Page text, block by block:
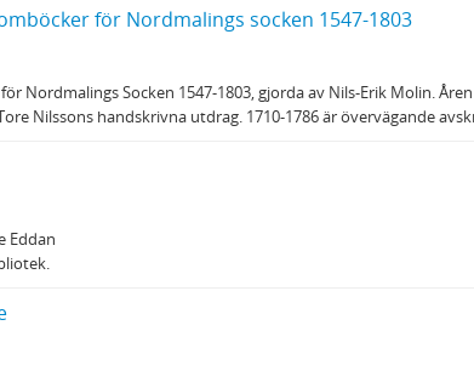
för Nordmalings socken 1547-1803
Nordmalings Socken 1547-1803, gjorda av Nils-Erik Molin.
Nilssons handskrivna utdrag. 1710-1786 är övervägande
Eddan